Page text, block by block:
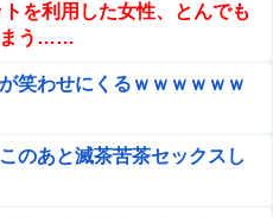
トを利用した女性、とんでも
まう……
笑わせにくるｗｗｗｗｗｗ
のあと滅茶苦茶セックスし